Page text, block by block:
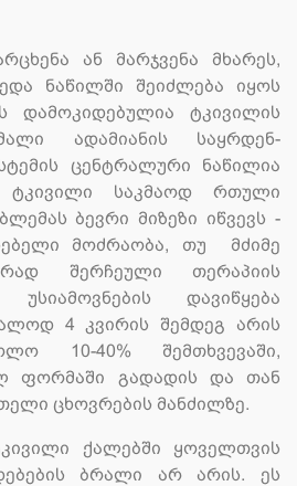
ან მარჯვენა მხარეს,
ნაწილში შეიძლება იყოს
ტკივილის
ადამიანის საყრდენ-
ცენტრალური ნაწილია
საკმაოდ რთული
ბევრი მიზეზი იწვევს -
მოძრაობა, თუ მძიმე
შერჩეული თერაპიის
დავიწყება
4 კვირის შემდეგ არის
10-40% შემთხვევაში,
ფორმაში გადადის და თან
ცხოვრების მანძილზე.
ქალებში ყოველთვის
ბრალი არ არის. ეს